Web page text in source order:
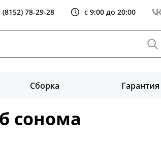
(8152) 78-29-28 с 9:00 до 20:00
Сборка Гарантия
сонома